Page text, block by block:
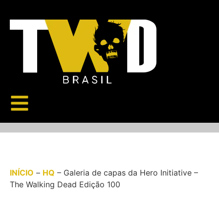
INÍCIO – HQ – Galeria de capas da Hero Initiative –
The Walking Dead Edição 100